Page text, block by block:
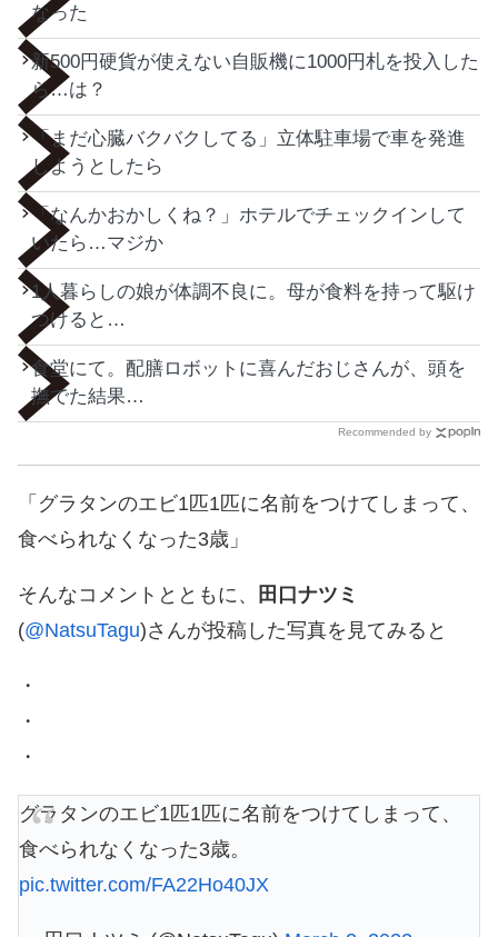
なった
新500円硬貨が使えない自販機に1000円札を投入した
ら…は？
「まだ心臓バクバクしてる」立体駐車場で車を発進
しようとしたら
「なんかおかしくね？」ホテルでチェックインして
いたら…マジか
1人暮らしの娘が体調不良に。母が食料を持って駆け
つけると…
食堂にて。配膳ロボットに喜んだおじさんが、頭を
撫でた結果…
Recommended by
「グラタンのエビ1匹1匹に名前をつけてしまって、
食べられなくなった3歳」
そんなコメントとともに、
田口ナツミ
(@NatsuTagu)さんが投稿した写真を見てみると
・
・
・
グラタンのエビ1匹1匹に名前をつけてしまって、
食べられなくなった3歳。
pic.twitter.com/FA22Ho40JX